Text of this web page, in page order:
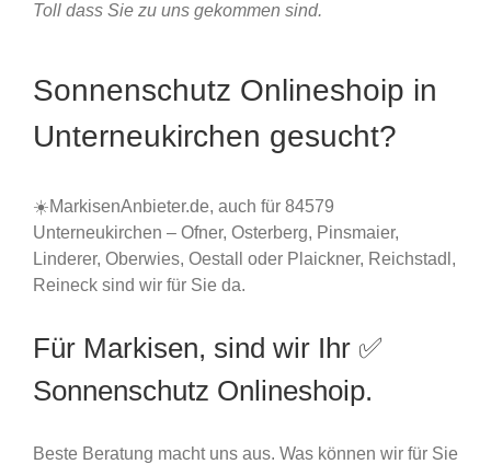
Toll dass Sie zu uns gekommen sind.
Sonnenschutz Onlineshoip in
Unterneukirchen gesucht?
☀️MarkisenAnbieter.de, auch für 84579
Unterneukirchen – Ofner, Osterberg, Pinsmaier,
Linderer, Oberwies, Oestall oder Plaickner, Reichstadl,
Reineck sind wir für Sie da.
Für Markisen, sind wir Ihr ✅
Sonnenschutz Onlineshoip.
Beste Beratung macht uns aus. Was können wir für Sie